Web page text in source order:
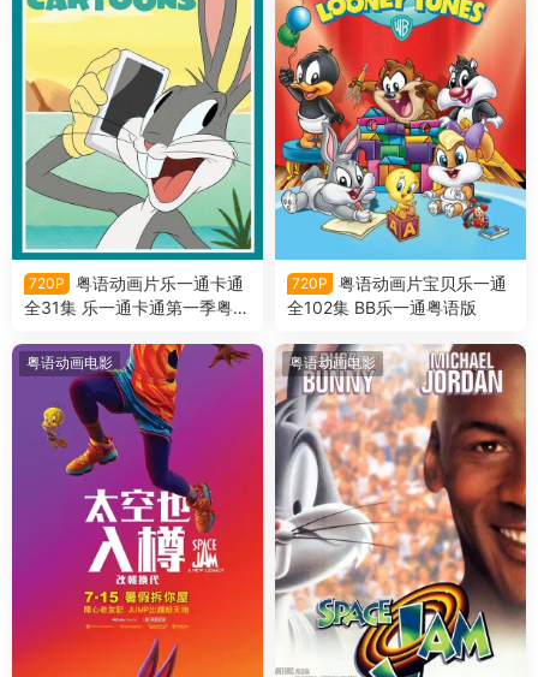
720P
粤语动画片乐一通卡通
全31集 乐一通卡通第一季粤语
720P
粤语动画片宝贝乐一通
全102集 BB乐一通粤语版
粤语动画电影 粤语动画电影